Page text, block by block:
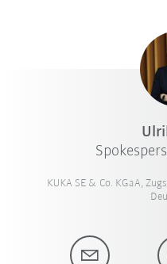
KUKA SE & Co. KGaA,